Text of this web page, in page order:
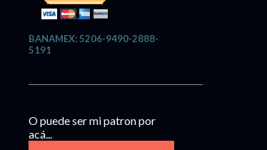
BANAMEX: 5206-9490-2888-
5191
O puede ser mi patron por
acá...